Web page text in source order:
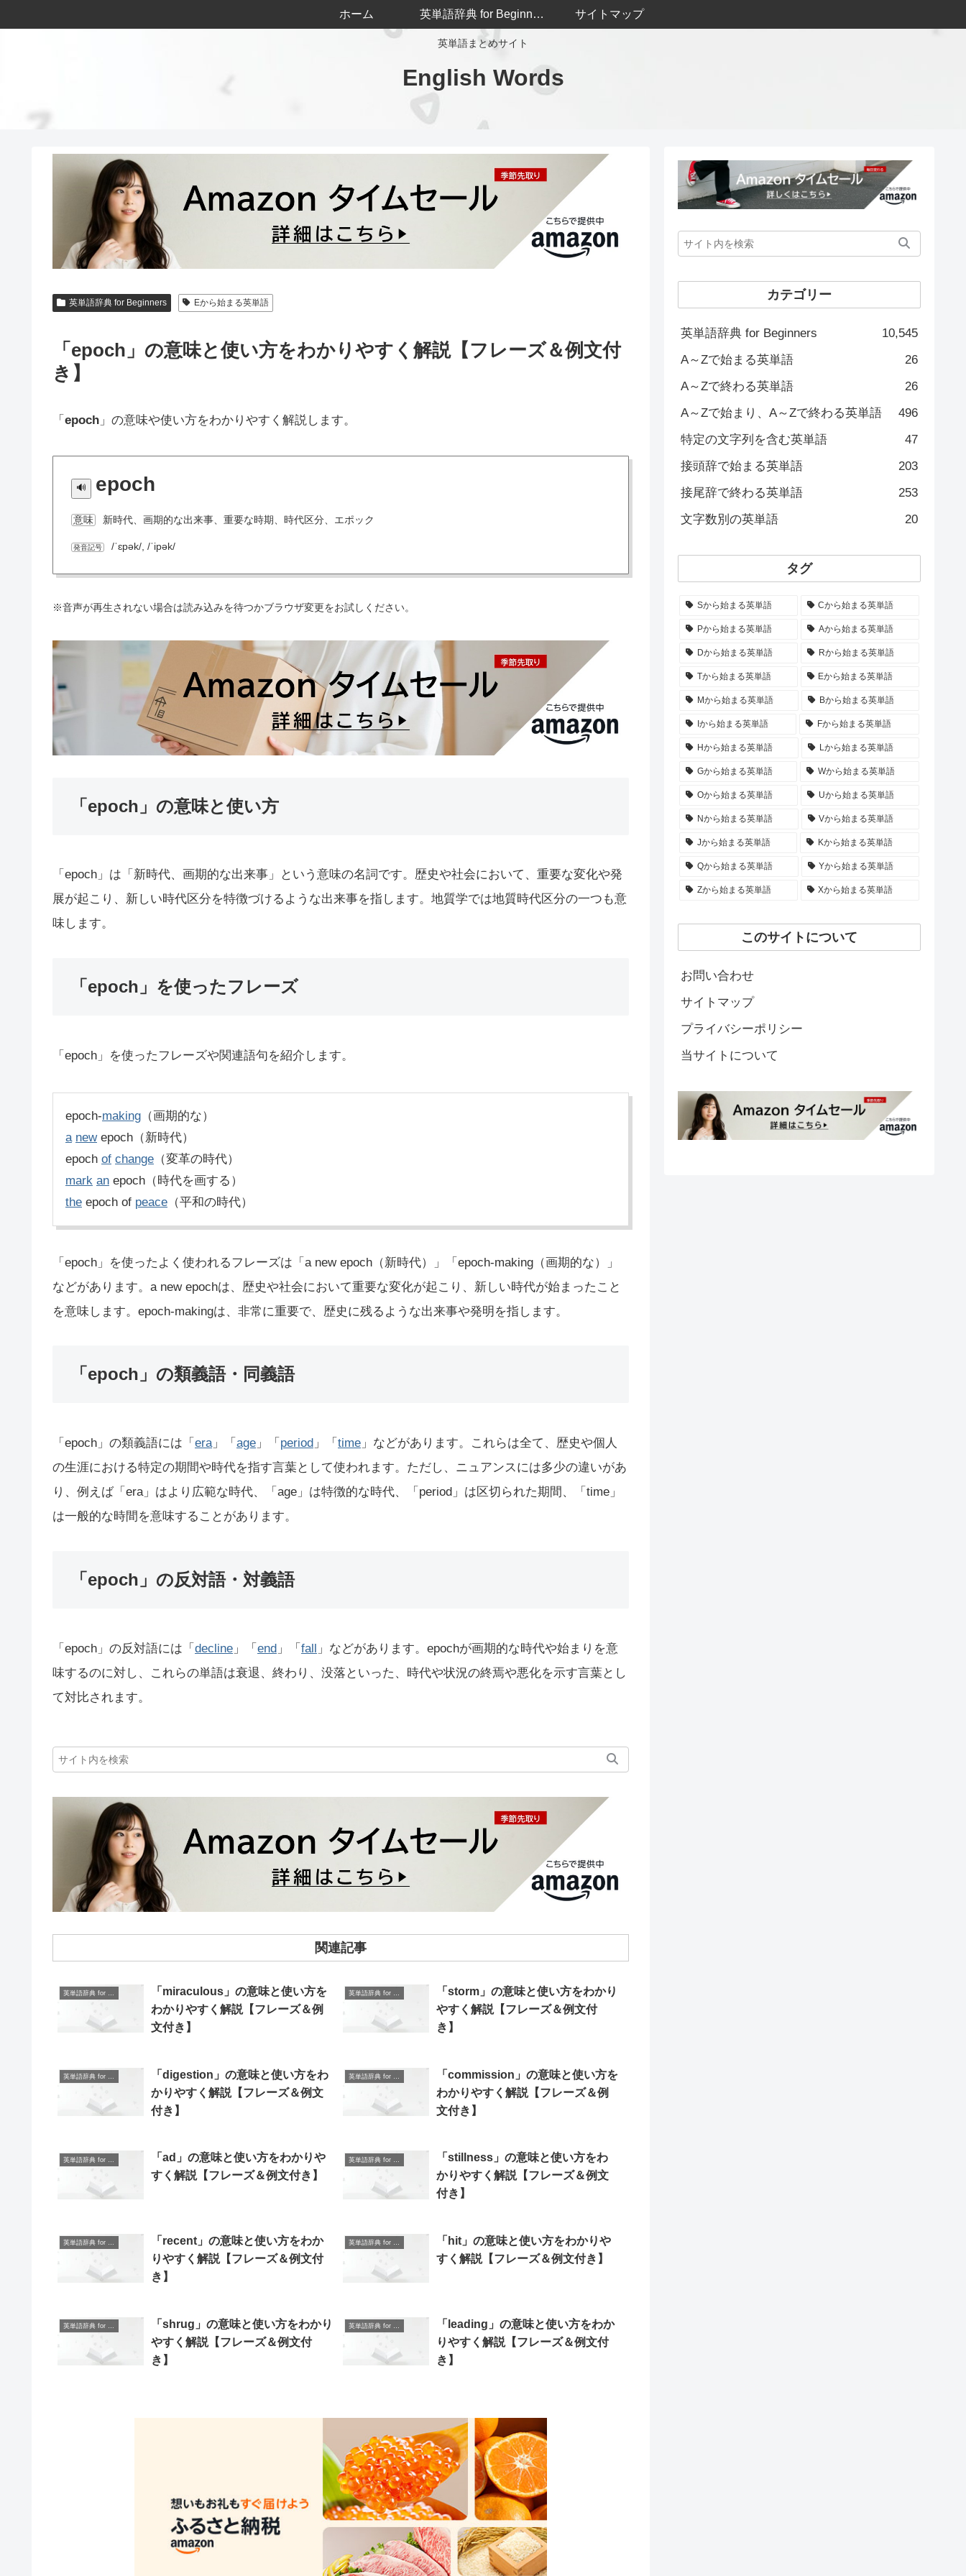
英単語まとめサイト
English Words
ホーム 英単語辞典 for Beginners サイトマップ
英単語辞典 for Beginners Eから始まる英単語
「epoch」の意味と使い方をわかりやすく解説【フレーズ＆例文付
き】
「 epoch 」の意味や使い方をわかりやすく解説します。
epoch
意味 新時代、画期的な出来事、重要な時期、時代区分、エポック
発音記号 /ˈɛpək/, /ˈipək/
※音声が再生されない場合は読み込みを待つかブラウザ変更をお試しください。
「epoch」の意味と使い方
「epoch」は「新時代、画期的な出来事」という意味の名詞です。歴史や社会において、重要な変化や発
展が起こり、新しい時代区分を特徴づけるような出来事を指します。地質学では地質時代区分の一つも意
味します。
「epoch」を使ったフレーズ
「epoch」を使ったフレーズや関連語句を紹介します。
epoch-making （画期的な）
a newepoch（新時代）
epoch of change （変革の時代）
mark an epoch（時代を画する）
the epoch of peace （平和の時代）
「epoch」を使ったよく使われるフレーズは「a new epoch（新時代）」「epoch-making（画期的な）」
などがあります。a new epochは、歴史や社会において重要な変化が起こり、新しい時代が始まったこと
を意味します。epoch-makingは、非常に重要で、歴史に残るような出来事や発明を指します。
「epoch」の類義語・同義語
「epoch」の類義語には「 era」「 age 」「 period 」「 time 」などがあります。これらは全て、歴史や個人
の生涯における特定の期間や時代を指す言葉として使われます。ただし、ニュアンスには多少の違いがあ
り、例えば「era」はより広範な時代、「age」は特徴的な時代、「period」は区切られた期間、「time」
は一般的な時間を意味することがあります。
「epoch」の反対語・対義語
「epoch」の反対語には「 decline 」「 end 」「 fall 」などがあります。epochが画期的な時代や始まりを意
味するのに対し、これらの単語は衰退、終わり、没落といった、時代や状況の終焉や悪化を示す言葉とし
て対比されます。
関連記事
「miraculous」の意味と使い方を
わかりやすく解説【フレーズ＆例
文付き】
「storm」の意味と使い方をわかり
やすく解説【フレーズ＆例文付
き】
「digestion」の意味と使い方をわ
かりやすく解説【フレーズ＆例文
付き】
「commission」の意味と使い方を
わかりやすく解説【フレーズ＆例
文付き】
「ad」の意味と使い方をわかりや
すく解説【フレーズ＆例文付き】
「stillness」の意味と使い方をわ
かりやすく解説【フレーズ＆例文
付き】
英単語辞典 for Beginners
「recent」の意味と使い方をわか
りやすく解説【フレーズ＆例文付
き】
英単語辞典 for Beginners
「hit」の意味と使い方をわかりや
すく解説【フレーズ＆例文付き】
英単語辞典 for Beginners
「shrug」の意味と使い方をわかり
やすく解説【フレーズ＆例文付
き】
英単語辞典 for Beginners
「leading」の意味と使い方をわか
りやすく解説【フレーズ＆例文付
き】
カテゴリー
英単語辞典 for Beginners
10,545
A～Zで始まる英単語
26
A～Zで終わる英単語
26
A～Zで始まり、A～Zで終わる英単語
496
特定の文字列を含む英単語
47
接頭辞で始まる英単語
203
接尾辞で終わる英単語
253
文字数別の英単語
20
タグ
Sから始まる英単語 Cから始まる英単語
Pから始まる英単語 Aから始まる英単語
Dから始まる英単語 Rから始まる英単語
Tから始まる英単語 Eから始まる英単語
Mから始まる英単語 Bから始まる英単語
Iから始まる英単語 Fから始まる英単語
Hから始まる英単語 Lから始まる英単語
Gから始まる英単語 Wから始まる英単語
Oから始まる英単語 Uから始まる英単語
Nから始まる英単語 Vから始まる英単語
Jから始まる英単語 Kから始まる英単語
Qから始まる英単語 Yから始まる英単語
Zから始まる英単語 Xから始まる英単語
このサイトについて
お問い合わせ
サイトマップ
プライバシーポリシー
当サイトについて